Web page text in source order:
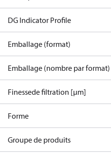
DG Indicator Profile
Emballage (format)
Emballage (nombre par format)
Finessede filtration [µm]
Forme
Groupe de produits